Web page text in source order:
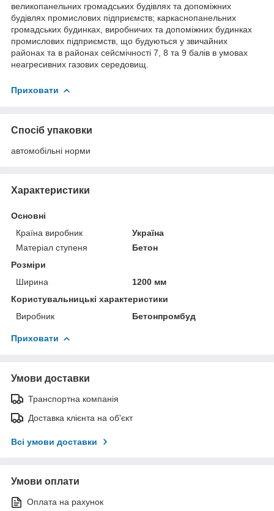
великопанельних громадських будівлях та допоміжних
будівлях промислових підприємств; каркаснопанельних
громадських будинках, виробничих та допоміжних будинках
промислових підприємств, що будуються у звичайних
районах та в районах сейсмічності 7, 8 та 9 балів в умовах
неагресивних газових середовищ.
Приховати
Спосіб упаковки
автомобільні норми
Характеристики
Основні
Країна виробник
Україна
Матеріал ступеня
Бетон
Розміри
Ширина
1200 мм
Користувальницькі характеристики
Виробник
Бетонпромбуд
Приховати
Умови доставки
Транспортна компанія
Доставка клієнта на об'єкт
Всі умови доставки
Умови оплати
Оплата на рахунок